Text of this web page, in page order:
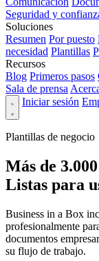
Seguridad y
Soluciones
Resumen Por puesto
necesidad Plantillas
Recursos
Blog Primeros pasos
Sala de prensa
Iniciar sesión
Plantillas de negocio
Más de
Listas para
Business in a Box
profesionalmente
documentos
su flujo de trabajo.